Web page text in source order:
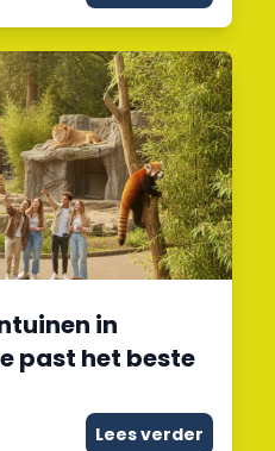
in
past het beste
Lees verder